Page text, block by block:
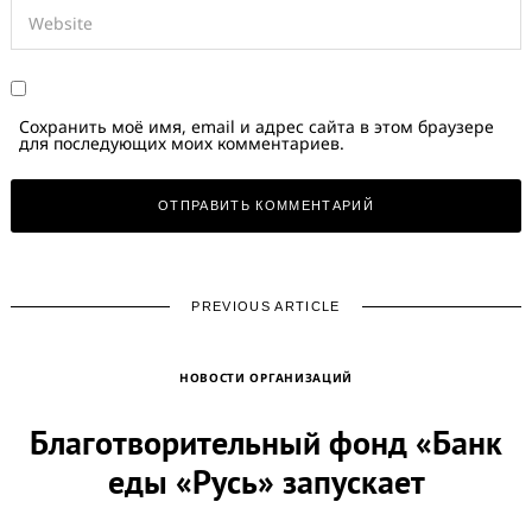
Сохранить моё имя, email и адрес сайта в этом браузере
для последующих моих комментариев.
PREVIOUS ARTICLE
НОВОСТИ ОРГАНИЗАЦИЙ
Благотворительный фонд «Банк
еды «Русь» запускает